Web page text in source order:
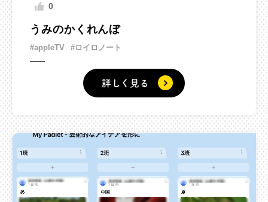
0
うみのかくれんぼ
#appleTV #ロイロノート
詳しく見る